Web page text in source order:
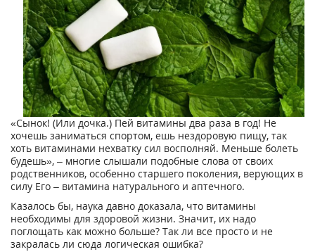
«Сынок! (Или дочка.) Пей витамины два раза в год! Не
хочешь заниматься спортом, ешь нездоровую пищу, так
хоть витаминами нехватку сил восполняй. Меньше болеть
будешь», – многие слышали подобные слова от своих
родственников, особенно старшего поколения, верующих в
силу Его – витамина натурального и аптечного.
Казалось бы, наука давно доказала, что витамины
необходимы для здоровой жизни. Значит, их надо
поглощать как можно больше? Так ли все просто и не
закралась ли сюда логическая ошибка?